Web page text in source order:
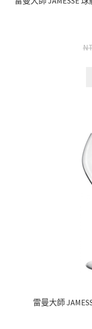
雷曼大師